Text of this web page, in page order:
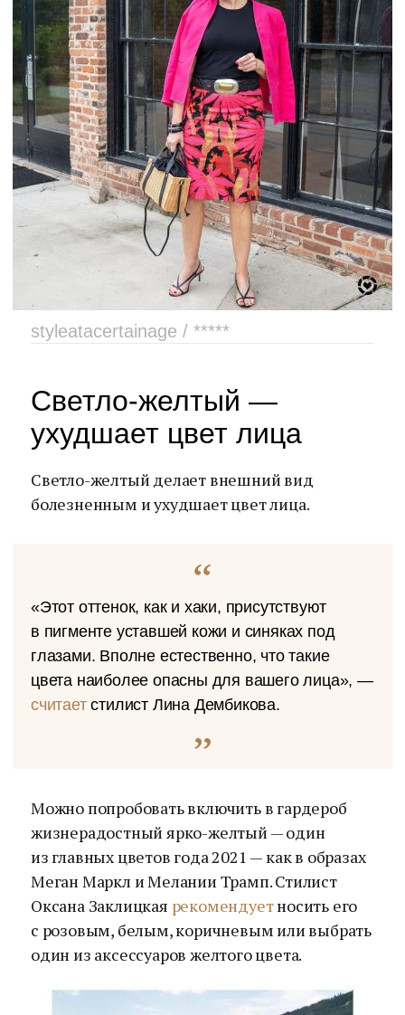
styleatacertainage / *****
Светло-желтый —
ухудшает цвет лица
Светло-желтый делает внешний вид
болезненным и ухудшает цвет лица.
«Этот оттенок, как и хаки, присутствуют
в пигменте уставшей кожи и синяках под
глазами. Вполне естественно, что такие
цвета наиболее опасны для вашего лица», —
считаетстилист Лина Дембикова.
Можно попробовать включить в гардероб
жизнерадостный ярко-желтый — один
из главных цветов года 2021 — как в образах
Меган Маркл и Мелании Трамп. Стилист
Оксана Заклицкая рекомендуетносить его
с розовым, белым, коричневым или выбрать
один из аксессуаров желтого цвета.